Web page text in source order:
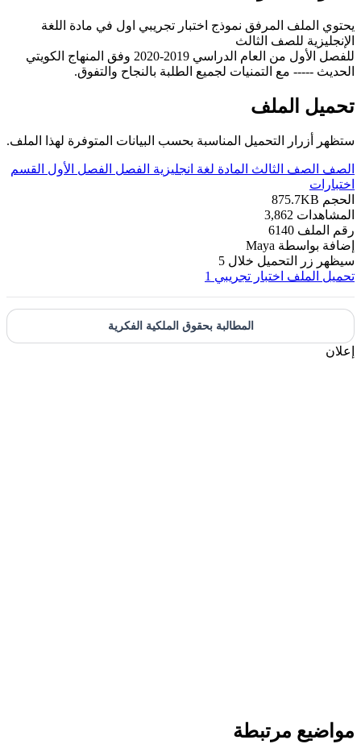
يحتوي الملف المرفق نموذج اختبار تجريبي اول في مادة اللغة
الإنجليزية للصف الثالث
للفصل الأول من العام الدراسي 2019-2020 وفق المنهاج الكويتي
الحديث ----- مع التمنيات لجميع الطلبة بالنجاح والتفوق.
تحميل الملف
ستظهر أزرار التحميل المناسبة بحسب البيانات المتوفرة لهذا الملف.
الصف الصف الثالث المادة لغة انجليزية الفصل الفصل الأول
القسم
اختبارات
الحجم 875.7KB
المشاهدات 3,862
رقم الملف 6140
إضافة بواسطة Maya
سيظهر زر التحميل خلال 5
تحميل الملف
اختبار تجريبي 1
المطالبة بحقوق الملكية الفكرية
إعلان
مواضيع مرتبطة